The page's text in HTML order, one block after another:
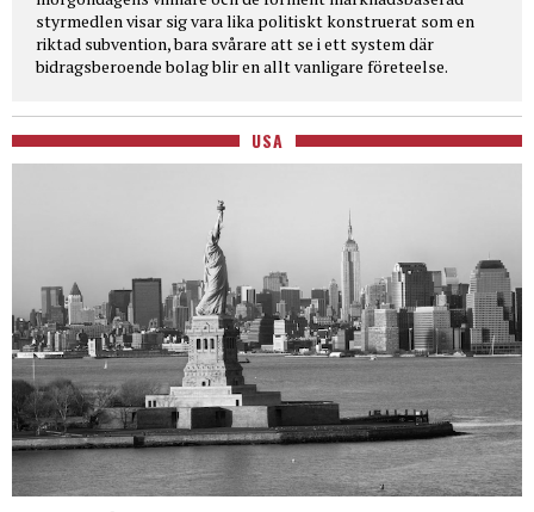
styrmedlen visar sig vara lika politiskt konstruerat som en
riktad subvention, bara svårare att se i ett system där
bidragsberoende bolag blir en allt vanligare företeelse.
USA